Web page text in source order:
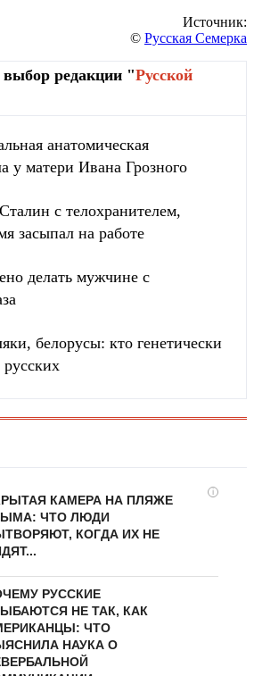
Источник:
© Русская Семерка
редакции "Русской
анатомическая
у матери Ивана Грозного
с телохранителем,
засыпал на работе
делать мужчине с
белорусы: кто генетически
русских
i
КАМЕРА НА ПЛЯЖЕ
ЧТО ЛЮДИ
КОГДА ИХ НЕ
РУССКИЕ
НЕ ТАК, КАК
ЧТО
НАУКА О